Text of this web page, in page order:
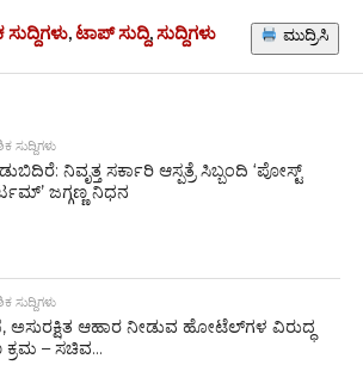
ಸುದ್ದಿಗಳು,ಟಾಪ್ ಸುದ್ದಿ,ಸುದ್ದಿಗಳು ಮುದ್ರಿಸಿ
ಸುದ್ದಿಗಳು
ನಿವೃತ್ತ ಸರ್ಕಾರಿ ಆಸ್ಪತ್ರೆ ಸಿಬ್ಬಂದಿ ‘ಪೋಸ್ಟ್
ಜಗ್ಗಣ್ಣ ನಿಧನ
ಸುದ್ದಿಗಳು
ಅಸುರಕ್ಷಿತ ಆಹಾರ ನೀಡುವ ಹೋಟೆಲ್‌ಗಳ ವಿರುದ್ಧ
ಕ್ರಮ – ಸಚಿವ...